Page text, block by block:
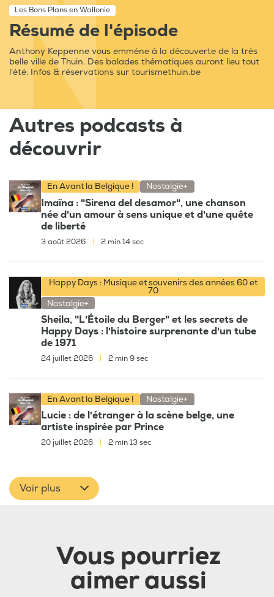
Les Bons Plans en Wallonie
Résumé de l'épisode
Anthony Keppenne vous emmène à la découverte de la très
belle ville de Thuin. Des balades thématiques auront lieu tout
l'été. Infos & réservations sur tourismethuin.be
Autres podcasts à
découvrir
En Avant la Belgique ! Nostalgie+
Imaïna : "Sirena del desamor", une chanson
née d'un amour à sens unique et d'une quête
de liberté
3 août 2026 2 min 14 sec
Happy Days : Musique et souvenirs des années 60 et
70
Nostalgie+
Sheila, "L'Étoile du Berger" et les secrets de
Happy Days : l'histoire surprenante d'un tube
de 1971
24 juillet 2026 | 2 min 9 sec
En Avant la Belgique ! Nostalgie+
Lucie : de l'étranger à la scène belge, une
artiste inspirée par Prince
20 juillet 2026 2 min 13 sec
Voir plus
Vous pourriez
aimer aussi